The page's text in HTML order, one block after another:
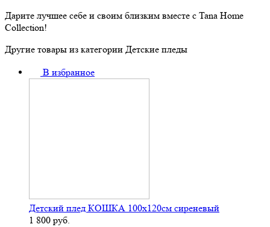
Дарите лучшее себе и своим близким вместе с Tana Home
Collection!
Другие товары из категории Детские пледы
В избранное
Детский плед КОШКА 100х120см сиреневый
1 800 руб.